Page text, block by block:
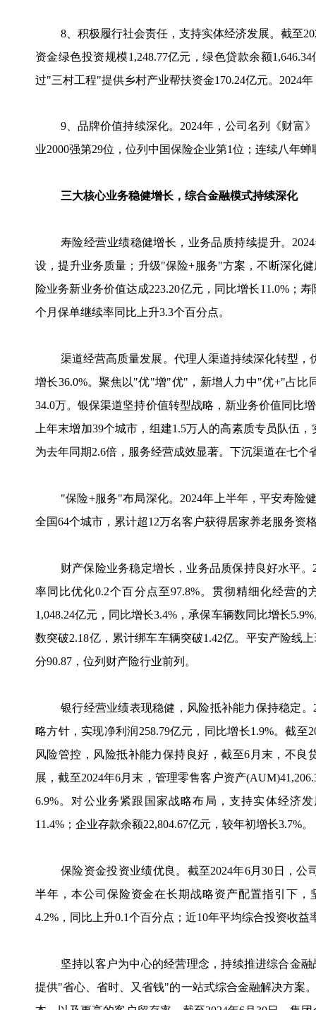
8、积极履行社会责任，支持实体经济发展。截至
资金绿色投资规模1,248.77亿元，绿色贷款余额
过"三村工程"提供乡村产业帮扶资金170.24亿元。
9、品牌价值持续深化。2024年，公司名列《财富
业2000强第29位，位列中国保险企业第1位；连续八年
三大核心业务稳健增长，综合金融模式持续深化
寿险经营业绩稳健增长，业务品质持续提升。
设，提升业务质量；升级"保险+服务"方案，不断深化
险业务新业务价值达成223.20亿元，同比增长11.0%；
个月保单继续率同比上升3.3个百分点。
渠道经营高质量发展。代理人渠道持续深化转型
增长36.0%。聚焦以"优"增"优"，新增人力中"优+"占比
34.0万。银保渠道坚持价值转型战略，新业务价值同比
上年末增加39个城市，组建1.5万人的高素质专员队伍
为去年同期2.6倍，服务经营成效显著。下沉渠道在七
"保险+服务"布局深化。2024年上半年，平安寿险
全国64个城市，累计超12万名客户获得居家养老服务
财产保险业务稳定增长，业务品质保持良好水平
率同比优化0.2个百分点至97.8%。贯彻精细化经营
1,048.24亿元，同比增长3.4%，承保车辆数同比增长
数突破2.18亿，累计绑车车辆突破1.42亿。平安产险线
分90.87，位列财产险行业前列。
银行经营业绩表现稳健，风险抵补能力保持稳定
略方针，实现净利润258.79亿元，同比增长1.9%。截
风险管控，风险抵补能力保持良好，截至6月末，不良
展，截至2024年6月末，管理零售客户资产
6.9%。对公业务紧跟国家战略布局，支持实体经济
11.4%；企业存款余额22,804.67亿元，较年初增长
保险资金投资业绩优良。截至2024年6月30日，公
半年，本公司保险资金在长期战略资产配置指引下
4.2%，同比上升0.1个百分点；近10年平均综合投资收
坚持以客户为中心的经营理念，持续推进综合金
提供"省心、省时、又省钱"的一站式综合金融解决方案